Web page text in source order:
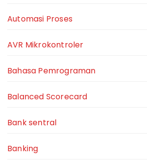
Automasi Proses
AVR Mikrokontroler
Bahasa Pemrograman
Balanced Scorecard
Bank sentral
Banking